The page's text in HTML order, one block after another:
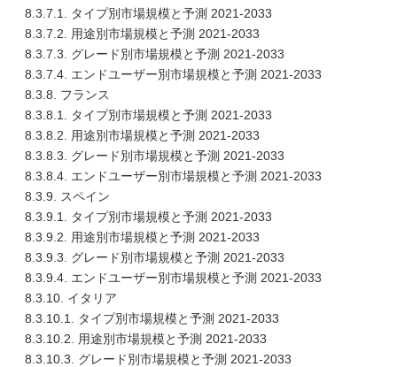
8.3.7.1. タイプ別市場規模と予測 2021-2033
8.3.7.2. 用途別市場規模と予測 2021-2033
8.3.7.3. グレード別市場規模と予測 2021-2033
8.3.7.4. エンドユーザー別市場規模と予測 2021-2033
8.3.8. フランス
8.3.8.1. タイプ別市場規模と予測 2021-2033
8.3.8.2. 用途別市場規模と予測 2021-2033
8.3.8.3. グレード別市場規模と予測 2021-2033
8.3.8.4. エンドユーザー別市場規模と予測 2021-2033
8.3.9. スペイン
8.3.9.1. タイプ別市場規模と予測 2021-2033
8.3.9.2. 用途別市場規模と予測 2021-2033
8.3.9.3. グレード別市場規模と予測 2021-2033
8.3.9.4. エンドユーザー別市場規模と予測 2021-2033
8.3.10. イタリア
8.3.10.1. タイプ別市場規模と予測 2021-2033
8.3.10.2. 用途別市場規模と予測 2021-2033
8.3.10.3. グレード別市場規模と予測 2021-2033